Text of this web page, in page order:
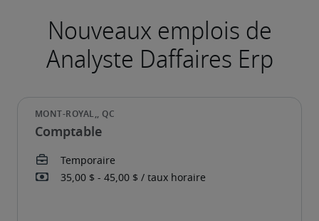
Nouveaux emplois de
Analyste Daffaires Erp
Comptable